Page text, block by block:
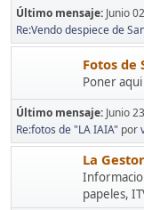
Último mensaje: Junio
Re:Vendo despiece de
Fotos de
Poner
Último mensaje: Junio
Re:fotos de "LA IAIA" por
La
papeles,